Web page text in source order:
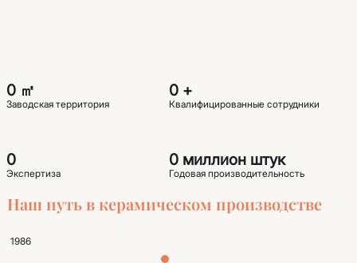
0 ㎡
Заводская территория
0+
Квалифицированные сотрудники
0
Экспертиза
0миллион штук
Годовая производительность
Наш путь в керамическом производстве
1986